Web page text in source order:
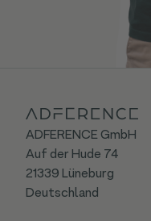
ADFERENCE GmbH
Auf der Hude 74
21339 Lüneburg
Deutschland